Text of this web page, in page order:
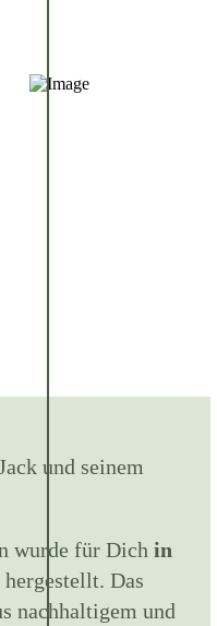
und seinem
wurde für Dich in
Das
nachhaltigem und